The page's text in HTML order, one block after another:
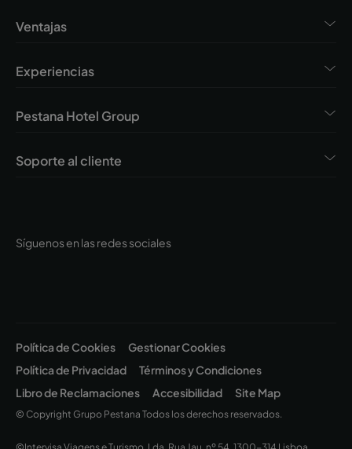
Síguenos en las redes sociales
Ventajas
Experiencias
Pestana Hotel Group
Soporte al cliente
Política de Cookies
Gestionar Cookies
Política de Privacidad
Términos y Condiciones
Libro de Reclamaciones
Accesibilidad Site Map
© Copyright Grupo Pestana Todos los derechos reservados.
©Intervisa Viagens e Turismo, Lda. Rua Jau, nº 54, 1300-314 Lisboa